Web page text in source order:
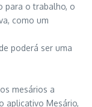
para o trabalho, o
como um
poderá ser uma
mesários a
aplicativo Mesário,